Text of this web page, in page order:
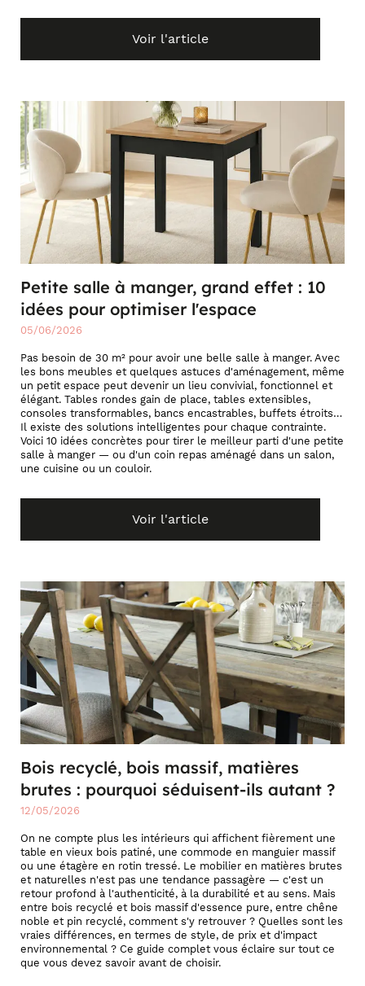
Voir l'article
Petite salle à manger, grand effet : 10
idées pour optimiser l'espace
05/06/2026
Pas besoin de 30 m² pour avoir une belle salle à manger. Avec
les bons meubles et quelques astuces d'aménagement, même
un petit espace peut devenir un lieu convivial, fonctionnel et
élégant. Tables rondes gain de place, tables extensibles,
consoles transformables, bancs encastrables, buffets étroits…
Il existe des solutions intelligentes pour chaque contrainte.
Voici 10 idées concrètes pour tirer le meilleur parti d'une petite
salle à manger — ou d'un coin repas aménagé dans un salon,
une cuisine ou un couloir.
Voir l'article
Bois recyclé, bois massif, matières
brutes : pourquoi séduisent-ils autant ?
12/05/2026
On ne compte plus les intérieurs qui affichent fièrement une
table en vieux bois patiné, une commode en manguier massif
ou une étagère en rotin tressé. Le mobilier en matières brutes
et naturelles n'est pas une tendance passagère — c'est un
retour profond à l'authenticité, à la durabilité et au sens. Mais
entre bois recyclé et bois massif d'essence pure, entre chêne
noble et pin recyclé, comment s'y retrouver ? Quelles sont les
vraies différences, en termes de style, de prix et d'impact
environnemental ? Ce guide complet vous éclaire sur tout ce
que vous devez savoir avant de choisir.